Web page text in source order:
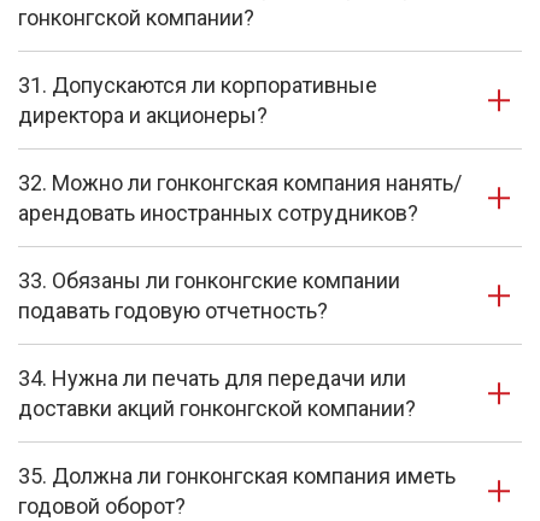
гонконгской компании?
31. Допускаются ли корпоративные
директора и акционеры?
32. Можно ли гонконгская компания нанять/
арендовать иностранных сотрудников?
33. Обязаны ли гонконгские компании
подавать годовую отчетность?
34. Нужна ли печать для передачи или
доставки акций гонконгской компании?
35. Должна ли гонконгская компания иметь
годовой оборот?